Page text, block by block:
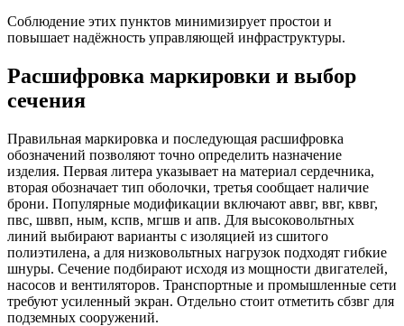
Соблюдение этих пунктов минимизирует простои и
повышает надёжность управляющей инфраструктуры.
Расшифровка маркировки и выбор
сечения
Правильная маркировка и последующая расшифровка
обозначений позволяют точно определить назначение
изделия. Первая литера указывает на материал сердечника,
вторая обозначает тип оболочки, третья сообщает наличие
брони. Популярные модификации включают аввг, ввг, кввг,
пвс, шввп, ным, кспв, мгшв и апв. Для высоковольтных
линий выбирают варианты с изоляцией из сшитого
полиэтилена, а для низковольтных нагрузок подходят гибкие
шнуры. Сечение подбирают исходя из мощности двигателей,
насосов и вентиляторов. Транспортные и промышленные сети
требуют усиленный экран. Отдельно стоит отметить сбзвг для
подземных сооружений.